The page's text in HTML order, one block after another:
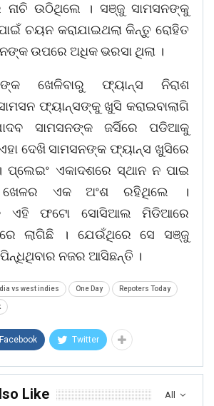
ନାଚି ଉଠିଥିଲେ । ସଞ୍ଜୁ ସାମସନଙ୍କୁ
ଚୟନ କରାଯାଇଥଲା କିନ୍ତୁ ରୋହିତ
ଉପରେ ଅଧିକ ଭରସା ଥିଲା ।
ଖେଳିବାରୁ ଫ୍ୟାନ୍ସ ନିରାଶ
ଫ୍ୟାନ୍ସଙ୍କୁ ଖୁସି କରାଇବାଲାଗି
ସାମସନଙ୍କ ଜର୍ସିରେ ପଡିଆକୁ
ଦେଖି ସାମସନଙ୍କ ଫ୍ୟାନ୍ସ ଖୁସିରେ
ପ୍ଲେଇଂ ଏକାଦଶରେ ସ୍ଥାନ ନ ପାଇ
ଏକ ଅଂଶ ରହିଥିଲେ ।
ଏହି ଫଟୋ ସୋସିଆଲ ମିଡିଆରେ
ଲାଗିଛି । ଯେଉଁଥିରେ ସେ ସଞ୍ଜୁ
ପିନ୍ଧିଥିବାର ନଜର ଆସିଛନ୍ତି ।
vs west indies One Day Repoters Today
Facebook Twitter
All
Like